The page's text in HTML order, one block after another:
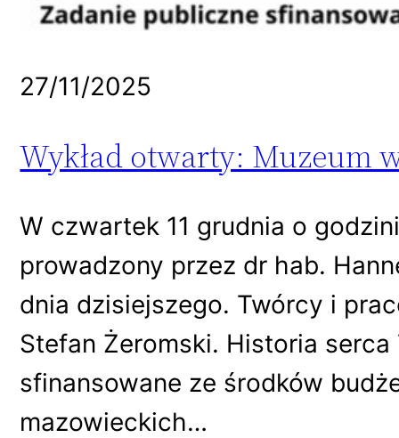
27/11/2025
Wykład otwarty: Muzeum
W czwartek 11 grudnia o
prowadzony przez dr hab.
dnia dzisiejszego. Twórcy i
Stefan Żeromski. Historia
sfinansowane ze środków
mazowieckich…